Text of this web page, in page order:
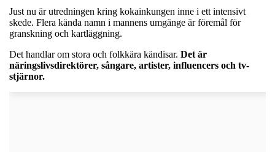
Just nu är utredningen kring kokainkungen inne i ett intensivt
skede. Flera kända namn i mannens umgänge är föremål för
granskning och kartläggning.
Det handlar om stora och folkkära kändisar. Det är
näringslivsdirektörer, sångare, artister, influencers och tv-
stjärnor.